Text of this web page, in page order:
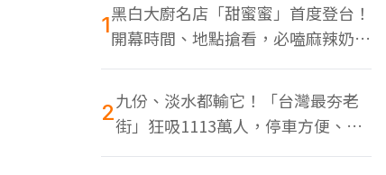
1黑白大廚名店「甜蜜蜜」首度登台！
開幕時間、地點搶看，必嗑麻辣奶油
蝦
2九份、淡水都輸它！「台灣最夯老
街」狂吸1113萬人，停車方便、特
色美食多